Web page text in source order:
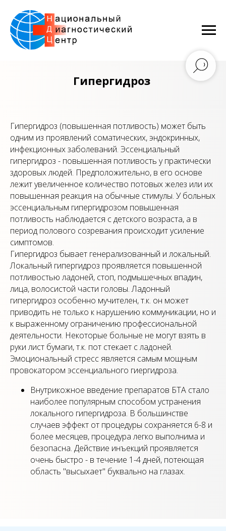
Гипергидроз
Гипергидроз (повышенная потливость) может быть
одним из проявлений соматических, эндокринных,
инфекционных заболеваний. Эссенциальный
гипергидроз - повышенная потливость у практически
здоровых людей. Предположительно, в его основе
лежит увеличенное количество потовых желез или их
повышенная реакция на обычные стимулы. У больных
эссенциальным гипергидрозом повышенная
потливость наблюдается с детского возраста, а в
период полового созревания происходит усиление
симптомов.
Гипергидроз бывает генерализованный и локальный.
Локальный гипергидроз проявляется повышенной
потливостью ладоней, стоп, подмышечных впадин,
лица, волосистой части головы. Ладонный
гипергидроз особенно мучителен, т.к. он может
приводить не только к нарушению коммуникации, но и
к выраженному ограничению профессиональной
деятельности. Некоторые больные не могут взять в
руки лист бумаги, т.к. пот стекает с ладоней.
Эмоциональный стресс является самым мощным
провокатором эссенциального гиергидроза.
Внутрикожное введение препаратов БТА стало
наиболее популярным способом устранения
локального гипергидроза. В большинстве
случаев эффект от процедуры сохраняется 6-8 и
более месяцев, процедура легко выполнима и
безопасна. Действие инъекций проявляется
очень быстро - в течение 1-4 дней, потеющая
область "высыхает" буквально на глазах.